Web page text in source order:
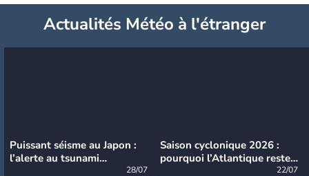
Actualités Météo à l'étranger
Puissant séisme au Japon :
l’alerte au tsunami
28/07
Saison cyclonique 2026 :
pourquoi l’Atlantique reste
22/07